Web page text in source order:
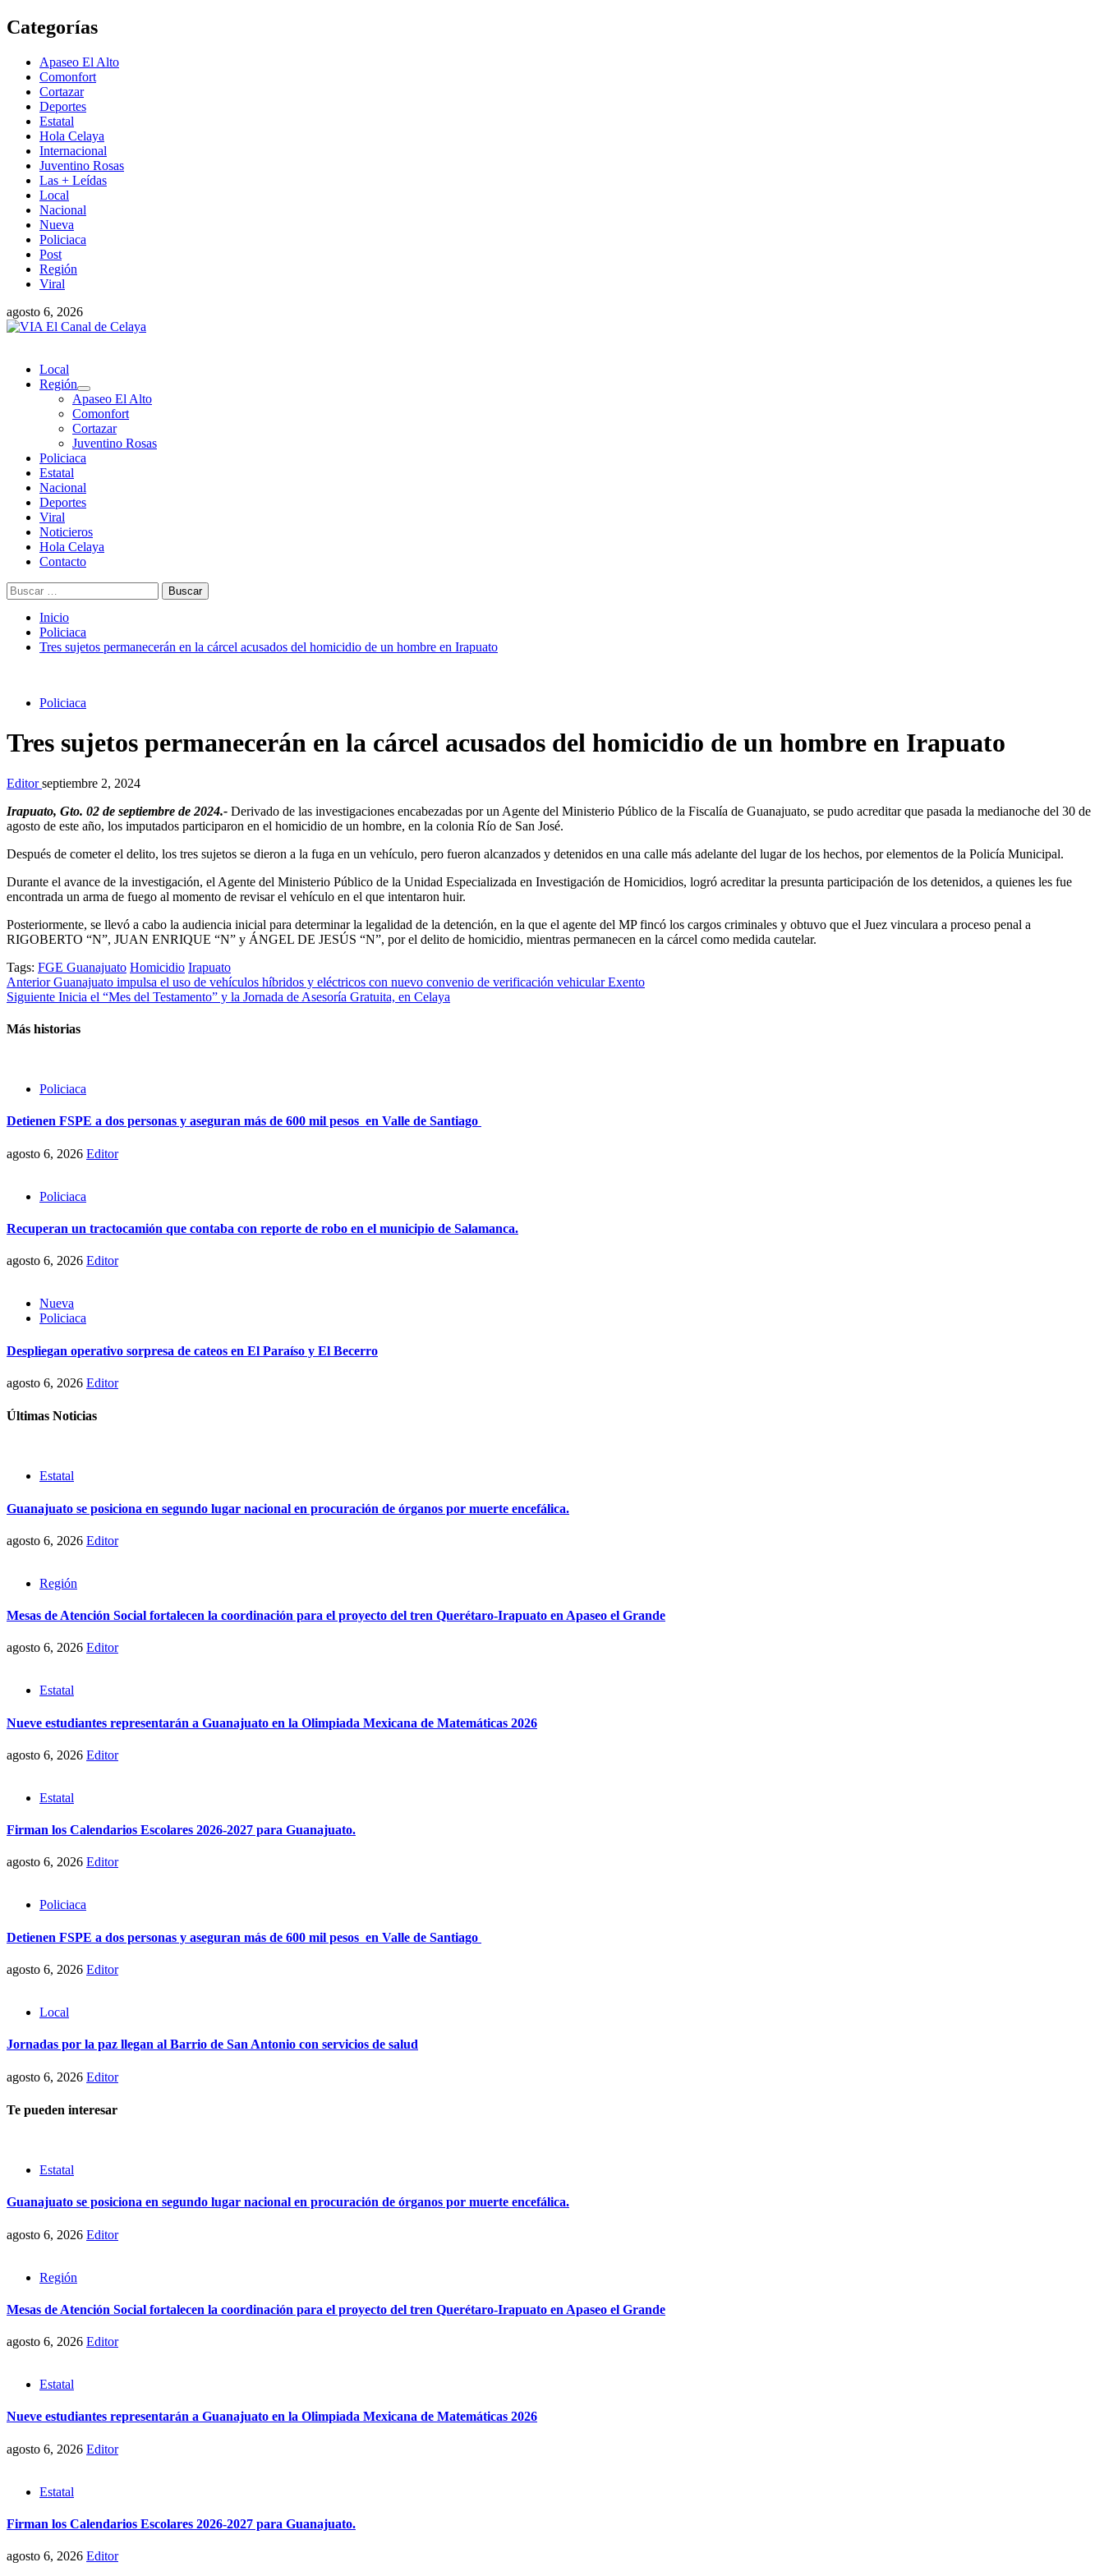
Saltar
al
Categorías
Apaseo El Alto
Comonfort
Cortazar
Deportes
Estatal
Hola Celaya
Internacional
Juventino Rosas
Las + Leídas
Local
Nacional
Nueva
Policiaca
Post
Región
Viral
agosto 6, 2026
Menú
principal
Local
Región
Apaseo El Alto
Comonfort
Cortazar
Juventino Rosas
Policiaca
Estatal
Nacional
Deportes
Viral
Noticieros
Hola Celaya
Contacto
Buscar:
Inicio
Policiaca
Tres sujetos permanecerán en la cárcel acusados del homicidio de un hombre en Irapuato
Policiaca
Tres sujetos permanecerán en la cárcel acusados del homicidio de un hombre en Irapuato
Editorseptiembre 2, 2024
Irapuato, Gto. 02 de septiembre de 2024.- Derivado de las investigaciones encabezadas por un Agente del Ministerio Público de la Fiscalía de Guanajuato, se pudo acreditar que pasada la medianoche del 30 de
agosto de este año, los imputados participaron en el homicidio de un hombre, en la colonia Río de San José.
Después de cometer el delito, los tres sujetos se dieron a la fuga en un vehículo, pero fueron alcanzados y detenidos en una calle más adelante del lugar de los hechos, por elementos de la Policía Municipal.
Durante el avance de la investigación, el Agente del Ministerio Público de la Unidad Especializada en Investigación de Homicidios, logró acreditar la presunta participación de los detenidos, a quienes les fue
encontrada un arma de fuego al momento de revisar el vehículo en el que intentaron huir.
Posteriormente, se llevó a cabo la audiencia inicial para determinar la legalidad de la detención, en la que el agente del MP fincó los cargos criminales y obtuvo que el Juez vinculara a proceso penal a
RIGOBERTO “N”, JUAN ENRIQUE “N” y ÁNGEL DE JESÚS “N”, por el delito de homicidio, mientras permanecen en la cárcel como medida cautelar.
Tags: FGE Guanajuato Homicidio Irapuato
Post
navigation
AnteriorGuanajuato impulsa el uso de vehículos híbridos y eléctricos con nuevo convenio de verificación vehicular Exento
Siguiente Inicia el “Mes del Testamento” y la Jornada de Asesoría Gratuita, en Celaya
Más historias
Policiaca
Detienen FSPE a dos personas y aseguran más de 600 mil pesos en Valle de Santiago
agosto 6, 2026 Editor
Policiaca
Recuperan un tractocamión que contaba con reporte de robo en el municipio de Salamanca.
agosto 6, 2026 Editor
Nueva
Policiaca
Despliegan operativo sorpresa de cateos en El Paraíso y El Becerro
agosto 6, 2026 Editor
Últimas Noticias
Estatal
Guanajuato se posiciona en segundo lugar nacional en procuración de órganos por muerte encefálica.
agosto 6, 2026 Editor
Región
Mesas de Atención Social fortalecen la coordinación para el proyecto del tren Querétaro-Irapuato en Apaseo el Grande
agosto 6, 2026 Editor
Estatal
Nueve estudiantes representarán a Guanajuato en la Olimpiada Mexicana de Matemáticas 2026
agosto 6, 2026 Editor
Estatal
Firman los Calendarios Escolares 2026-2027 para Guanajuato.
agosto 6, 2026 Editor
Policiaca
Detienen FSPE a dos personas y aseguran más de 600 mil pesos en Valle de Santiago
agosto 6, 2026 Editor
Local
Jornadas por la paz llegan al Barrio de San Antonio con servicios de salud
agosto 6, 2026 Editor
Te pueden interesar
Estatal
Guanajuato se posiciona en segundo lugar nacional en procuración de órganos por muerte encefálica.
agosto 6, 2026 Editor
Región
Mesas de Atención Social fortalecen la coordinación para el proyecto del tren Querétaro-Irapuato en Apaseo el Grande
agosto 6, 2026 Editor
Estatal
Nueve estudiantes representarán a Guanajuato en la Olimpiada Mexicana de Matemáticas 2026
agosto 6, 2026 Editor
Estatal
Firman los Calendarios Escolares 2026-2027 para Guanajuato.
agosto 6, 2026 Editor